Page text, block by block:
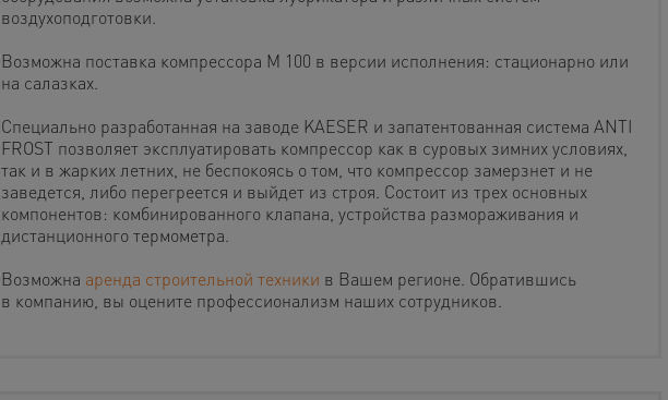
воздухоподготовки.
Возможна поставка компрессора М 100 в версии исполнения: стационарно или
на салазках.
Специально разработанная на заводе KAESER и запатентованная система ANTI
FROST позволяет эксплуатировать компрессор как в суровых зимних условиях,
так и в жарких летних, не беспокоясь о том, что компрессор замерзнет и не
заведется, либо перегреется и выйдет из строя. Состоит из трех основных
компонентов: комбинированного клапана, устройства размораживания и
дистанционного термометра.
Возможна аренда строительной техники в Вашем регионе. Обратившись
в компанию, вы оцените профессионализм наших сотрудников.